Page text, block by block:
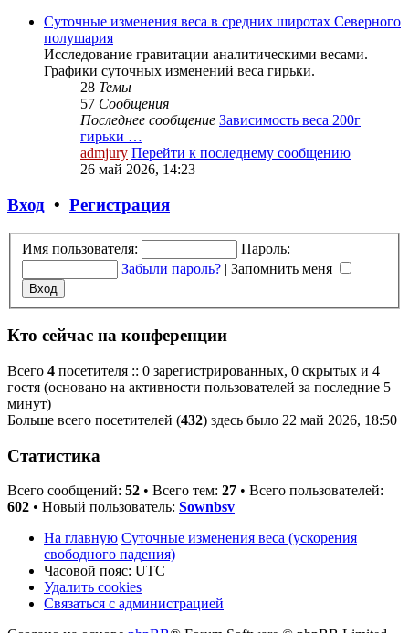
Суточные изменения веса в средних широтах Северного
полушария
Исследование гравитации аналитическими весами.
Графики суточных изменений веса гирьки.
28 Темы
57 Сообщения
Последнее сообщение Зависимость веса 200г
гирьки …
admjury Перейти к последнему сообщению
26 май 2026, 14:23
Вход • Регистрация
Имя пользователя:
Пароль:
Забыли пароль? | Запомнить меня
Кто сейчас на конференции
Всего 4 посетителя :: 0 зарегистрированных, 0 скрытых и 4
гостя (основано на активности пользователей за последние 5
минут)
Больше всего посетителей (432) здесь было 22 май 2026, 18:50
Статистика
Всего сообщений: 52 • Всего тем: 27 • Всего пользователей:
602 • Новый пользователь: Sownbsv
На главную Суточные изменения веса (ускорения
свободного падения)
Часовой пояс: UTC
Удалить cookies
Связаться с администрацией